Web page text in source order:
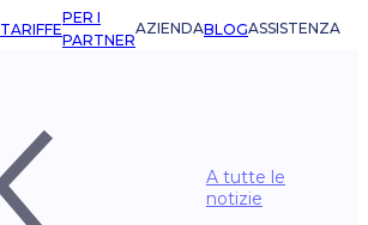
TARIFFE
PER I
PARTNER
AZIENDABLOGASSISTENZA
A tutte le
notizie